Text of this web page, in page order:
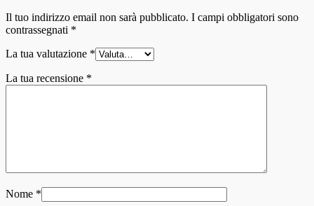
Il tuo indirizzo email non sarà pubblicato. I campi obbligatori sono
contrassegnati *
La tua valutazione *
La tua recensione *
Nome *